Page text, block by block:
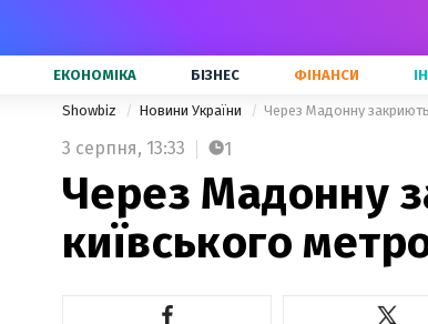
ЕКОНОМІКА БІЗНЕС ФІНАНСИ
Showbiz Новини України Через Мадонну закриють
3 серпня, 13:33 1
Через Мадонну
київського